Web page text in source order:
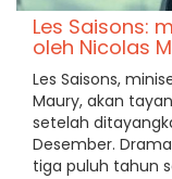
Les Saisons:
oleh Nicolas
Les Saisons,
Maury, akan
setelah
Desember.
tiga puluh tahun